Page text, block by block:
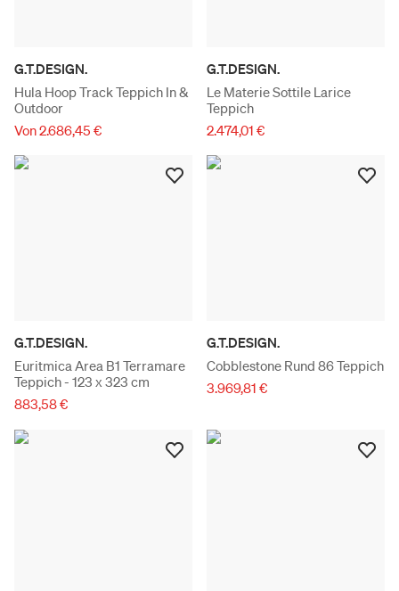
G.T.DESIGN.
Hula Hoop Track Teppich In &
Outdoor
Von 2.686,45 €
G.T.DESIGN.
Le Materie Sottile Larice
Teppich
2.474,01 €
G.T.DESIGN.
Euritmica Area B1 Terramare
Teppich - 123 x 323 cm
883,58 €
G.T.DESIGN.
Cobblestone Rund 86 Teppich
3.969,81 €